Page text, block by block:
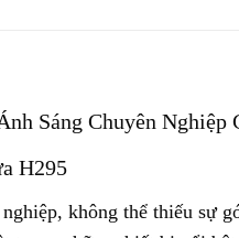
Sáng Chuyên Nghiệp
H295
không thể thiếu sự